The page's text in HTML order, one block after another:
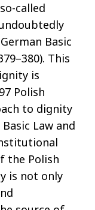
called
Basic
This
is
Polish
to dignity
Law and
the Polish
is not only